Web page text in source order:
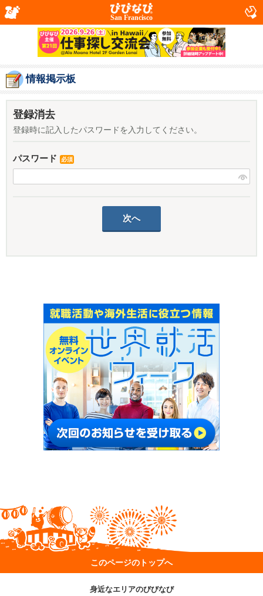
San Francisco
情報掲示板
登録消去
登録時に記入したパスワードを入力してください。
パスワード 必須
このページのトップへ
身近なエリアのびびなび